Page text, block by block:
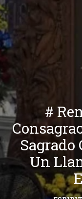
#
Sagrado
Un